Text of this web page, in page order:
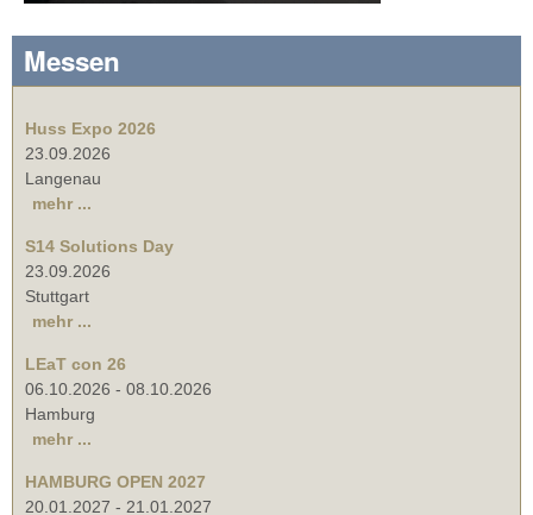
Messen
Huss Expo 2026
23.09.2026
Langenau
mehr ...
S14 Solutions Day
23.09.2026
Stuttgart
mehr ...
LEaT con 26
06.10.2026 - 08.10.2026
Hamburg
mehr ...
HAMBURG OPEN 2027
20.01.2027 - 21.01.2027